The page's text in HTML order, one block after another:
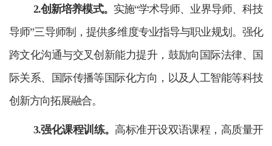
2.创新培养模式。 实施“学术导师、业界导师、科技
导师”三导师制，提供多维度专业指导与职业规划。强化
跨文化沟通与交叉创新能力提升，鼓励向国际法律、国
际关系、国际传播等国际化方向，以及人工智能等科技
创新方向拓展融合。
3.强化课程训练。 高标准开设双语课程，高质量开